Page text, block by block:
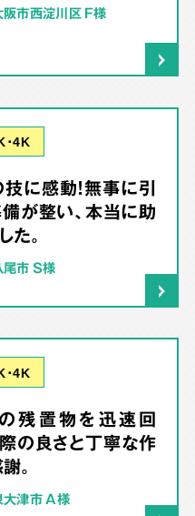
市西淀川区 F様
･4K
に感動！無事に引
が整い、本当に助
た。
市 S様
･4K
残置物を迅速回
の良さと丁寧な作
。
大津市 A様